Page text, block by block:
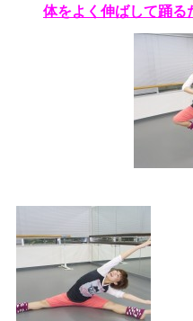
体をよく伸ばして踊る